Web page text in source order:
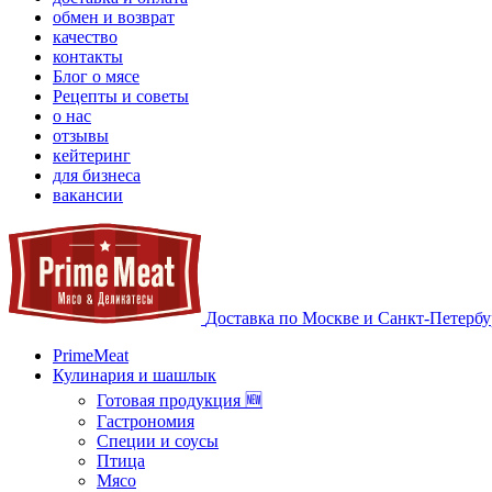
обмен и возврат
качество
контакты
Блог о мясе
Рецепты и советы
о нас
отзывы
кейтеринг
для бизнеса
вакансии
Доставка по Москве и Санкт-
PrimeMeat
Кулинария и шашлык
Готовая продукция 🆕
Гастрономия
Специи и соусы
Птица
Мясо